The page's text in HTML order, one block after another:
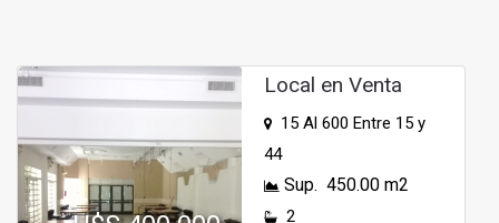
Local en Venta
15 Al 600 Entre 15 y
44
Sup. 450.00 m2
2